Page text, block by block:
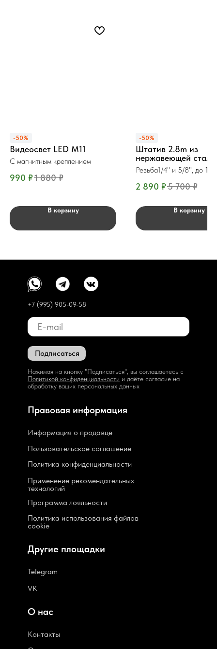
-50%
Видеосвет LED M11
С магнитным креплением
990 ₽1 880 ₽
В корзину
-50%
Штатив 2.8m из
нержавеющей стали
Резьба1/4" и 5/8", до 10
2 890 ₽5 700 ₽
В корзину
Подписаться
Нажимая на кнопку "Подписаться", вы соглашаетесь с
Политикой конфиденциальности и даёте согласие на
обработку ваших персональных данных
Пользовательское соглашение
Политика конфиденциальности
Программа лояльности
Политика использования файлов
cookie
Применение рекомендательных
технологий
Информация о продавце
Контакты
Telegram
VK
Правовая информация
О нас
Другие площадки
+7 (995) 905-09-58